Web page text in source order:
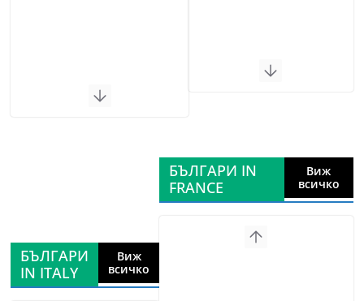
БЪЛГАРИ
IN ITALY
Виж
всичко
БЪЛГАРИ IN
FRANCE
Виж
всичко